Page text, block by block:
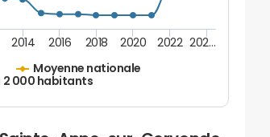
Moyenne nationale
2 000 habitants
2014 2016 2018 2020 2022 202…